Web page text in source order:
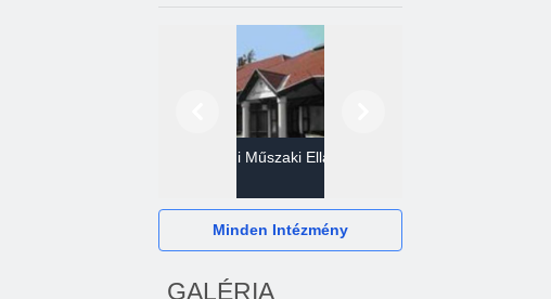
Gazdasági Műszaki Ellátó
Minden Intézmény
GALÉRIA